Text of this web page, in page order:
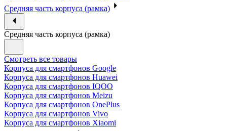
Средняя часть корпуса (рамка)
Средняя часть корпуса (рамка)
Смотреть все товары
Корпуса для смартфонов Google
Корпуса для смартфонов Huawei
Корпуса для смартфонов IQOO
Корпуса для смартфонов Meizu
Корпуса для смартфонов OnePlus
Корпуса для смартфонов Vivo
Корпуса для смартфонов Xiaomi